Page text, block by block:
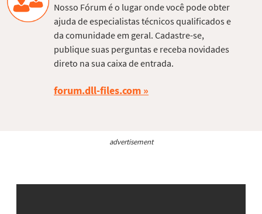
Nosso Fórum é o lugar onde você pode obter
ajuda de especialistas técnicos qualificados e
da comunidade em geral. Cadastre-se,
publique suas perguntas e receba novidades
direto na sua caixa de entrada.
forum.dll-files.com
advertisement